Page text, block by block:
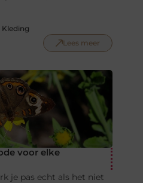
Kleding
Lees meer
voor elke
je pas echt als het niet